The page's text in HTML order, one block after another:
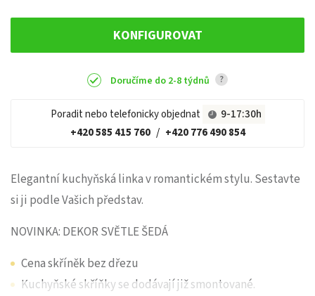
KONFIGUROVAT
Doručíme do 2-8 týdnů ?
Poradit nebo telefonicky objednat
9-17:30h
+420 585 415 760 / +420 776 490 854
Elegantní kuchyňská linka v romantickém stylu. Sestavte
si ji podle Vašich představ.
NOVINKA: DEKOR SVĚTLE ŠEDÁ
Cena skříněk bez dřezu
Kuchyňské skříňky se dodávají již smontované.